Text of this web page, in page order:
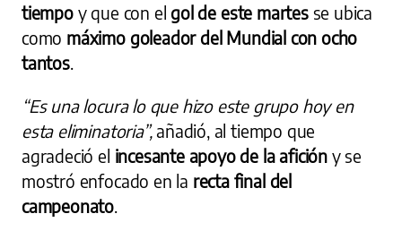
tiempoy que con el gol de este martesse ubica
como máximo goleador del Mundial con ocho
tantos.
“Es una locura lo que hizo este grupo hoy en
esta eliminatoria”,añadió, al tiempo que
agradeció el incesante apoyo de la afición y se
mostró enfocado en la recta final del
campeonato